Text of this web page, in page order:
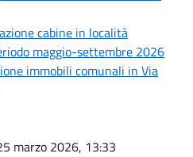
cabine in località
maggio-settembre 2026
immobili comunali in Via
marzo 2026, 13:33